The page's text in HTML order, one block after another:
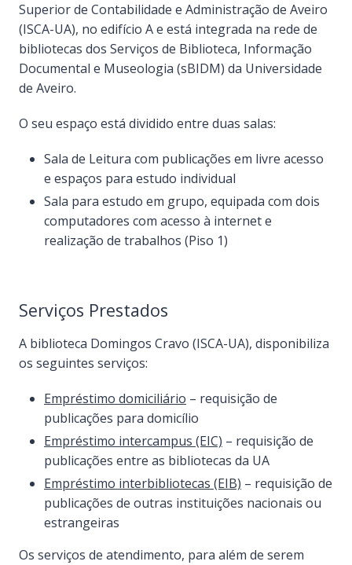
Superior de Contabilidade e Administração de Aveiro
(ISCA-UA), no edifício A e está integrada na rede de
bibliotecas dos Serviços de Biblioteca, Informação
Documental e Museologia (sBIDM) da Universidade
de Aveiro.
O seu espaço está dividido entre duas salas:
Sala de Leitura com publicações em livre acesso
e espaços para estudo individual
Sala para estudo em grupo, equipada com dois
computadores com acesso à internet e
realização de trabalhos (Piso 1)
Serviços Prestados
A biblioteca Domingos Cravo (ISCA-UA), disponibiliza
os seguintes serviços:
Empréstimo domiciliário – requisição de
publicações para domicílio
Empréstimo intercampus (EIC) – requisição de
publicações entre as bibliotecas da UA
Empréstimo interbibliotecas (EIB) – requisição de
publicações de outras instituições nacionais ou
estrangeiras
Os serviços de atendimento, para além de serem